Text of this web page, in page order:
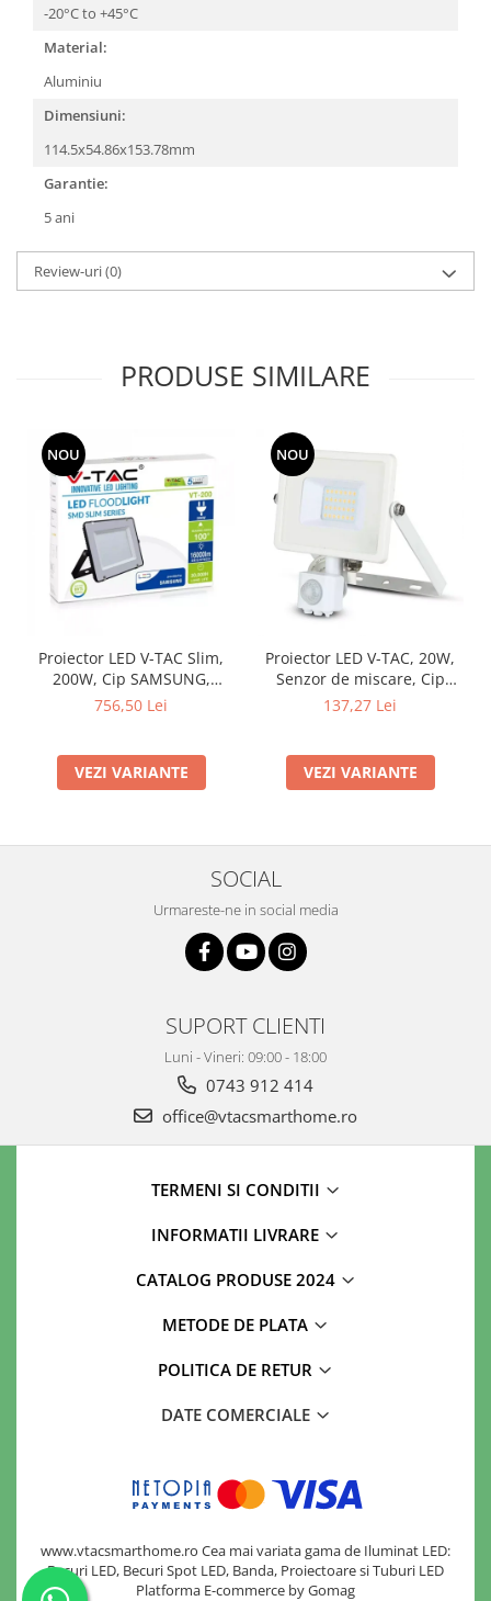
-20°C to +45°C
Material:
Aluminiu
Dimensiuni:
114.5x54.86x153.78mm
Garantie:
5 ani
Review-uri(0)
PRODUSE SIMILARE
NOU
Proiector LED V-TAC Slim,
200W, Cip SAMSUNG,
80lm/w, 16000lm
756,50 Lei
VEZI VARIANTE
NOU
Proiector LED V-TAC, 20W,
Senzor de miscare, Cip
SAMSUNG, IP65
137,27 Lei
VEZI VARIANTE
SOCIAL
Urmareste-ne in social media
SUPORT CLIENTI
Luni - Vineri: 09:00 - 18:00
0743 912 414
office@vtacsmarthome.ro
TERMENI SI CONDITII
INFORMATII LIVRARE
CATALOG PRODUSE 2024
METODE DE PLATA
POLITICA DE RETUR
DATE COMERCIALE
www.vtacsmarthome.ro Cea mai variata gama de Iluminat LED:
Becuri LED, Becuri Spot LED, Banda, Proiectoare si Tuburi LED
Platforma E-commerce by Gomag